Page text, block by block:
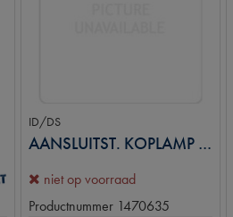
ID/DS
AANSLUITST. KOPLAMP VERSTRALER
niet op voorraad
Productnummer 1470635